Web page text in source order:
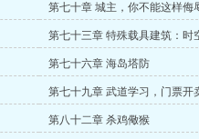
第七十章 城主，你不能这样侮
第七十三章 特殊载具建筑：时
第七十六章 海岛塔防
第七十九章 武道学习，门票开
第八十二章 杀鸡儆猴